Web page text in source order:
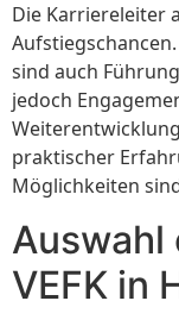
Die Karriereleiter
sind auch
jedoch
praktischer
Möglichkeiten
Auswahl
VEFK in